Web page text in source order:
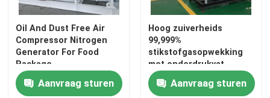
Oil And Dust Free Air
Compressor Nitrogen
Generator For Food
Package
Aanvraag sturen
Hoog zuiverheids
99,999%
stikstofgasopwekking
met onderdrukvat
gecertificeerd
Aanvraag sturen